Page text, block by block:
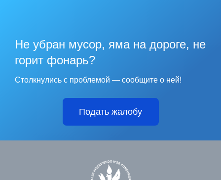
Не убран мусор, яма на дороге, не
горит фонарь?
Столкнулись с проблемой — сообщите о ней!
Подать жалобу